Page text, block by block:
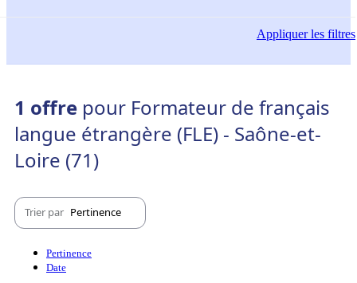
Appliquerles filtres
1 offre pour Formateur de français
langue étrangère (FLE) - Saône-et-
Loire (71)
Trier par Pertinence
Pertinence
Date